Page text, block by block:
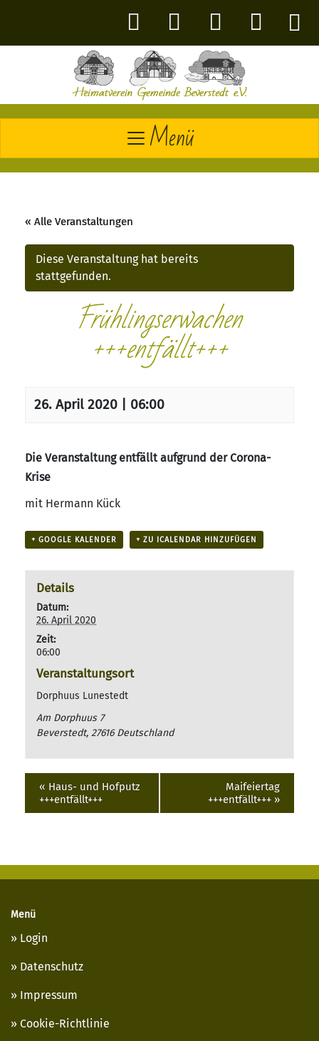
Menü
« Alle Veranstaltungen
Diese Veranstaltung hat bereits
stattgefunden.
Frühlingserwachen
+++entfällt+++
26. April 2020 | 06:00
Die Veranstaltung entfällt aufgrund der Corona-
Krise
mit Hermann Kück
+ GOOGLE KALENDER + ZU ICALENDAR HINZUFÜGEN
Details
Datum:
26. April 2020
Zeit:
06:00
Veranstaltungsort
Dorphuus Lunestedt
Am Dorphuus 7
Beverstedt, 27616 Deutschland
« Haus- und Hofputz
+++entfällt+++
Maifeiertag
+++entfällt+++ »
Menü
Login
Datenschutz
Impressum
Cookie-Richtlinie